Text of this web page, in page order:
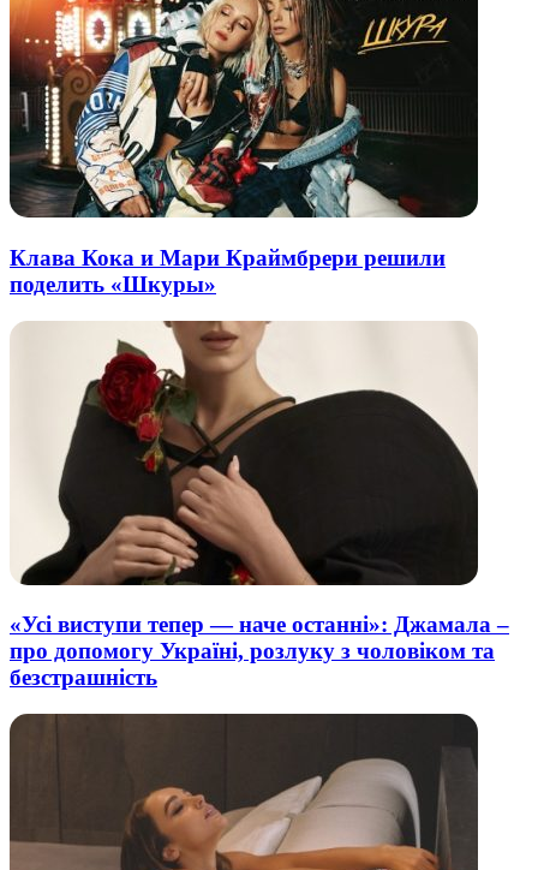
Клава Кока и Мари Краймбрери решили
поделить «Шкуры»
«Усі виступи тепер — наче останні»: Джамала –
про допомогу Україні, розлуку з чоловіком та
безстрашність